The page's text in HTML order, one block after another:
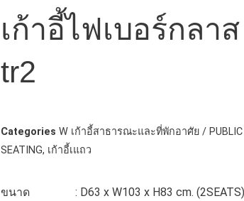
เก้าอี้ไฟเบอร์กลา
tr2
Categories W เก้าอี้สาธารณะและที่พักอาศัย / PUBLIC
SEATING, เก้าอี้เแถว
ขนาด : D63 x W103 x H83 cm. (2SEATS)